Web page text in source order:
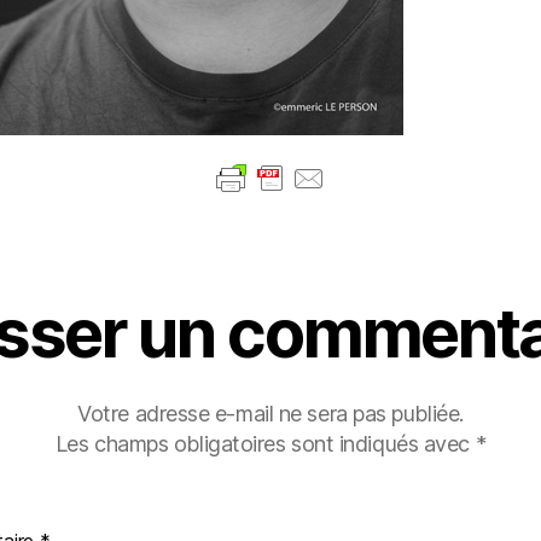
un
Votre adresse e-mail ne sera pas publiée.
Les champs obligatoires sont indiqués avec *